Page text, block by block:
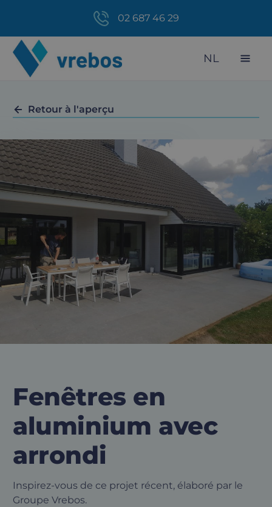
02 687 46 29
NL
Retour à l'aperçu
Fenêtres en
aluminium avec
arrondi
Inspirez-vous de ce projet récent, élaboré par le
Groupe Vrebos.